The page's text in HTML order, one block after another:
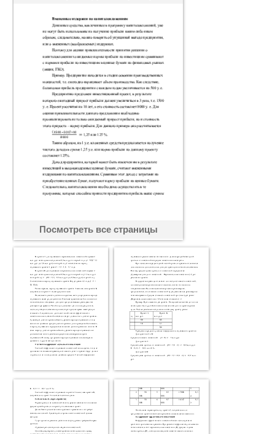
Посмотреть все страницы